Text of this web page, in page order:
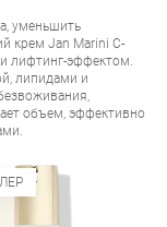
уменьшить
крем Jan Marini C-
эффектом.
липидами и
объем, эффективно